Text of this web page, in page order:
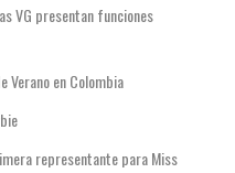
VG presentan funciones
Verano en Colombia
representante para Miss